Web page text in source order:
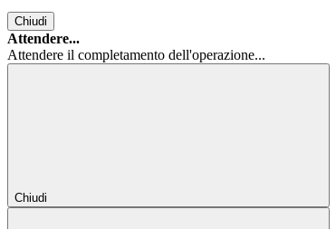
Chiudi
Attendere...
Attendere il completamento dell'operazione...
Chiudi